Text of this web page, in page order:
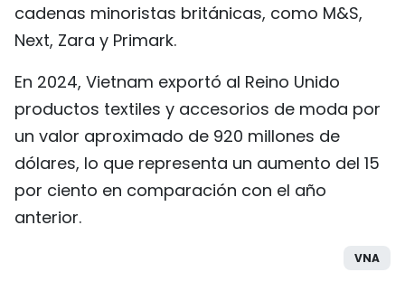
cadenas minoristas británicas, como M&S,
Next, Zara y Primark.
En 2024, Vietnam exportó al Reino Unido
productos textiles y accesorios de moda por
un valor aproximado de 920 millones de
dólares, lo que representa un aumento del 15
por ciento en comparación con el año
anterior.
VNA